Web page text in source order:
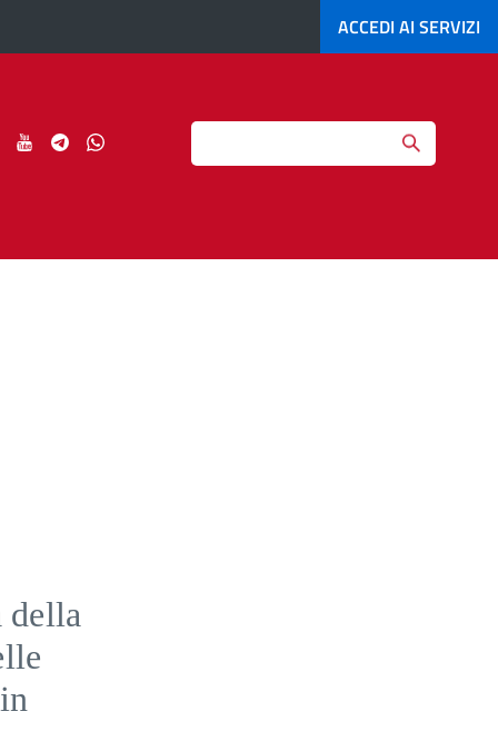
ACCEDI AI SERVIZI
Seguici SeguiciSeguiciSeguici
Search
della